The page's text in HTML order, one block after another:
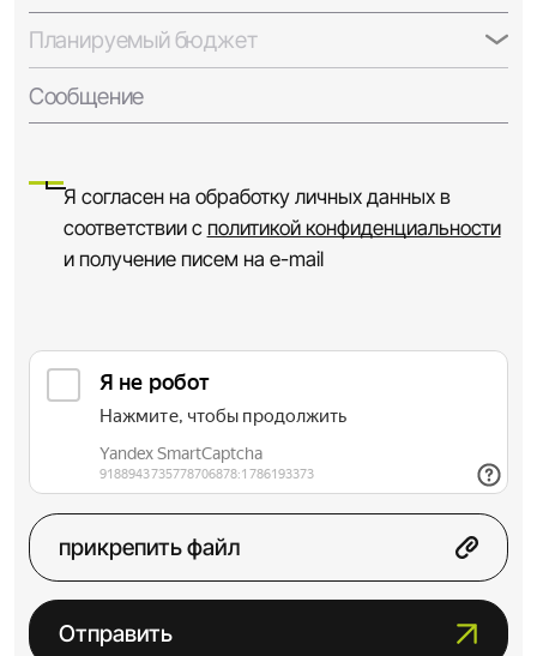
Планируемый бюджет
Сообщение
Я согласен на обработку личных данных в
соответствии с политикой конфиденциальности
и получение писем на e-mail
прикрепить файл
Отправить